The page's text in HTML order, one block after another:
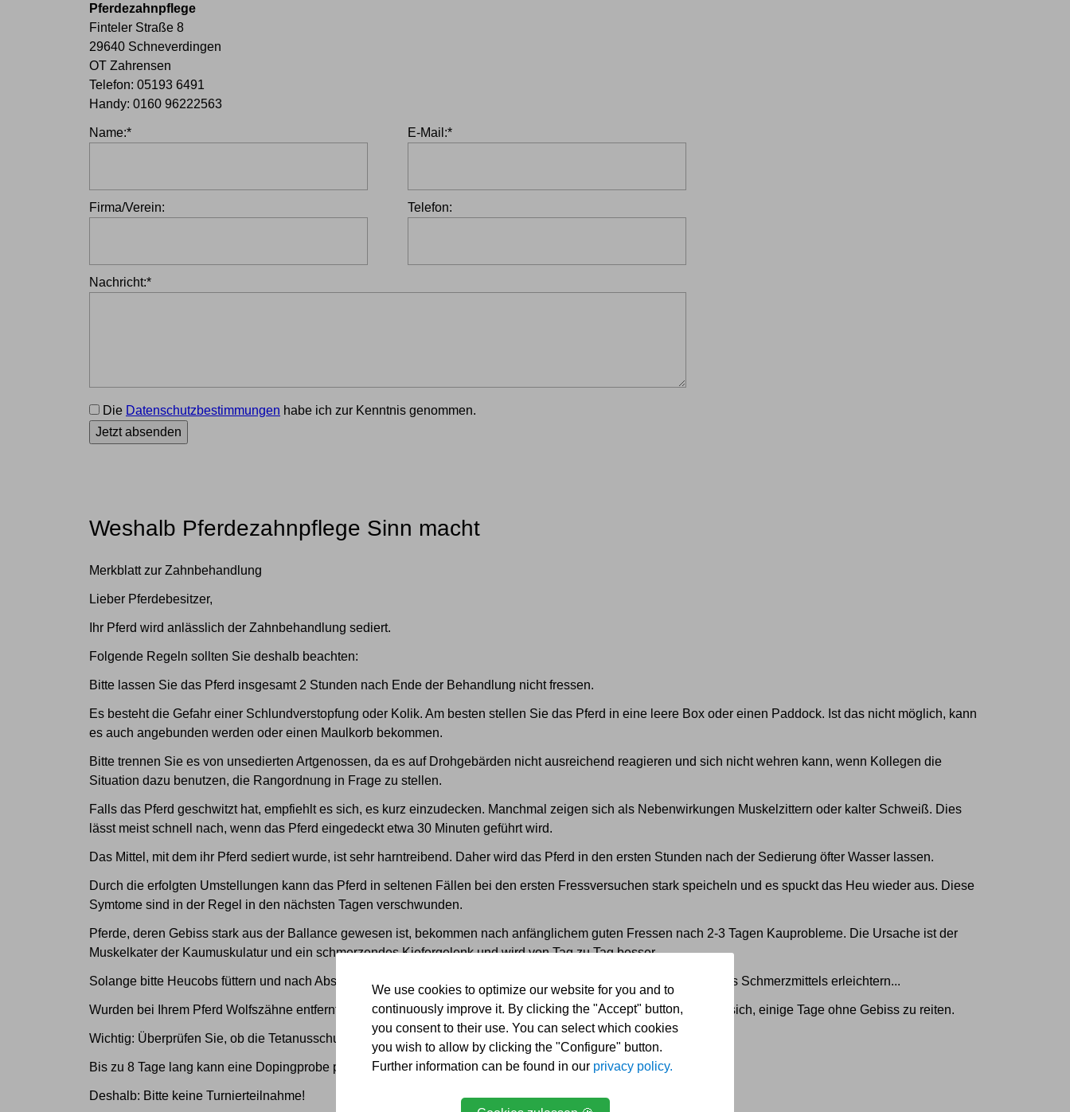
Pferdezahnpflege
Finteler Straße 8
29640 Schneverdingen
OT Zahrensen
Telefon: 05193 6491
Handy: 0160 96222563
Pflichtfeld
Name:*
Firma/Verein:
Pflichtfeld
E-Mail:*
Telefon:
Pflichtfeld
Nachricht:*
Die Datenschutzbestimmungen habe ich zur Kenntnis genommen.
Jetzt absenden
Weshalb Pferdezahnpflege Sinn macht
Merkblatt zur Zahnbehandlung
Lieber Pferdebesitzer,
Ihr Pferd wird anlässlich der Zahnbehandlung sediert.
Folgende Regeln sollten Sie deshalb beachten:
Bitte lassen Sie das Pferd insgesamt 2 Stunden nach Ende der Behandlung nicht fressen.
Es besteht die Gefahr einer Schlundverstopfung oder Kolik. Am besten stellen Sie das Pferd in eine leere Box oder einen Paddock. Ist das nicht möglich, kann
es auch angebunden werden oder einen Maulkorb bekommen.
Bitte trennen Sie es von unsedierten Artgenossen, da es auf Drohgebärden nicht ausreichend reagieren und sich nicht wehren kann, wenn Kollegen die
Situation dazu benutzen, die Rangordnung in Frage zu stellen.
Falls das Pferd geschwitzt hat, empfiehlt es sich, es kurz einzudecken. Manchmal zeigen sich als Nebenwirkungen Muskelzittern oder kalter Schweiß. Dies
lässt meist schnell nach, wenn das Pferd eingedeckt etwa 30 Minuten geführt wird.
Das Mittel, mit dem ihr Pferd sediert wurde, ist sehr harntreibend. Daher wird das Pferd in den ersten Stunden nach der Sedierung öfter Wasser lassen.
Durch die erfolgten Umstellungen kann das Pferd in seltenen Fällen bei den ersten Fressversuchen stark speicheln und es spuckt das Heu wieder aus. Diese
Symtome sind in der Regel in den nächsten Tagen verschwunden.
Pferde, deren Gebiss stark aus der Ballance gewesen ist, bekommen nach anfänglichem guten Fressen nach 2-3 Tagen Kauprobleme. Die Ursache ist der
Muskelkater der Kaumuskulatur und ein schmerzendes Kiefergelenk und wird von Tag zu Tag besser.
Solange bitte Heucobs füttern und nach Absprache kann man dem Pferd das Einkauen mit dem Verabreichen eines Schmerzmittels erleichtern...
Wurden bei Ihrem Pferd Wolfszähne entfernt, benötigen die Wunden einige Tage Zeit zum verheilen. Es empfiehlt sich, einige Tage ohne Gebiss zu reiten.
Wichtig: Überprüfen Sie, ob die Tetanusschutzimpfung noch wirksam ist.
Bis zu 8 Tage lang kann eine Dopingprobe positiv ausfallen.
Deshalb: Bitte keine Turnierteilnahme!
We use cookies to optimize our website for you and to
continuously improve it. By clicking the "Accept" button,
you consent to their use. You can select which cookies
you wish to allow by clicking the "Configure" button.
Further information can be found in our privacy policy.